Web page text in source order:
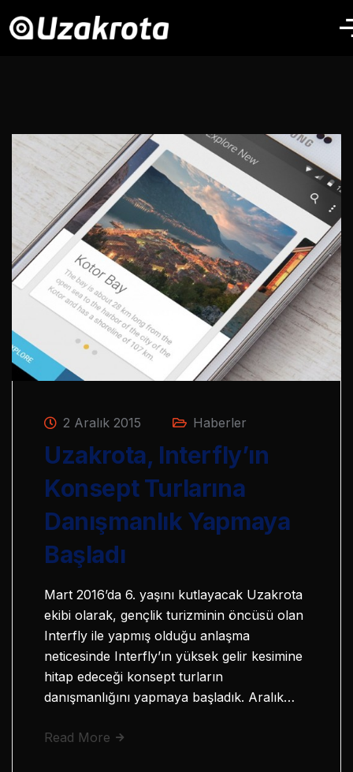
2 Aralık 2015 Haberler
Uzakrota, Interfly’ın
Konsept Turlarına
Danışmanlık Yapmaya
Başladı
Mart 2016’da 6. yaşını kutlayacak Uzakrota
ekibi olarak, gençlik turizminin öncüsü olan
Interfly ile yapmış olduğu anlaşma
neticesinde Interfly’ın yüksek gelir kesimine
hitap edeceği konsept turların
danışmanlığını yapmaya başladık. Aralık…
Read More